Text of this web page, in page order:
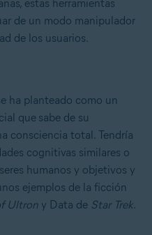
estas herramientas
de un modo manipulador
de los usuarios.
ha planteado como un
que sabe de su
consciencia total. Tendría
cognitivas similares o
humanos y objetivos y
ejemplos de la ficción
Ultron y Data de Star Trek.